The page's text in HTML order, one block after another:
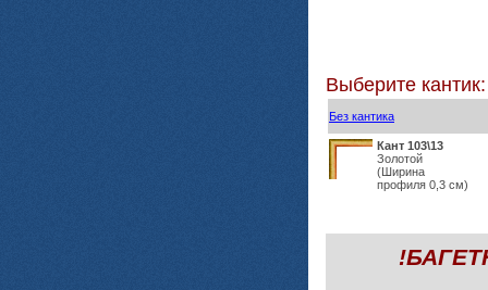
Выберите кантик:
Без кантика
Кант 103\13
Золотой
(Ширина
профиля 0,3 см)